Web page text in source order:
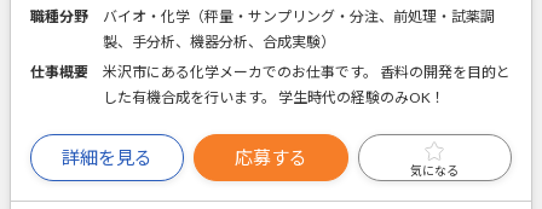
職種分野
バイオ・化学（秤量・サンプリング・分注、前処理・試薬調
製、手分析、機器分析、合成実験）
仕事概要
米沢市にある化学メーカでのお仕事です。 香料の開発を目的と
した有機合成を行います。 学生時代の経験のみOK！
詳細を見る 応募する
気になる